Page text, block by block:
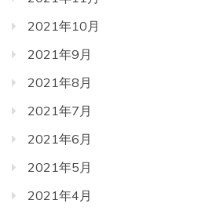
2021年10月
2021年9月
2021年8月
2021年7月
2021年6月
2021年5月
2021年4月